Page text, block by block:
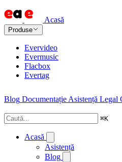
Acasă
Produse
Evervideo
Evermusic
Flacbox
Evertag
Blog Documentație Asistență Legal
⌘K
Acasă
Asistență
Blog